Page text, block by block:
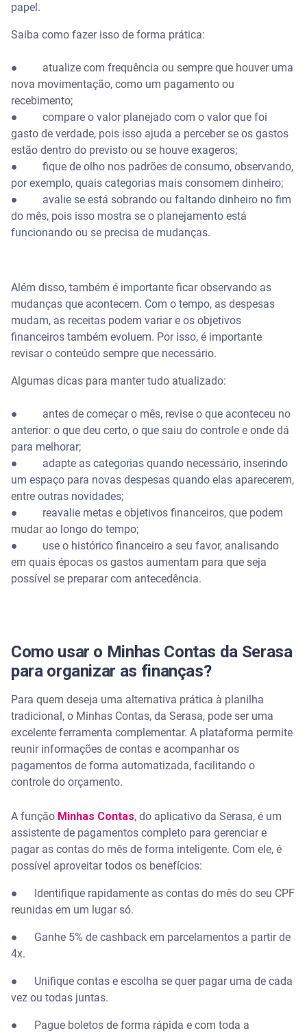
papel.
Saiba como fazer isso de forma prática:
● atualize com frequência ou sempre que houver uma
nova movimentação, como um pagamento ou
recebimento;
● compare o valor planejado com o valor que foi
gasto de verdade, pois isso ajuda a perceber se os gastos
estão dentro do previsto ou se houve exageros;
● fique de olho nos padrões de consumo, observando,
por exemplo, quais categorias mais consomem dinheiro;
● avalie se está sobrando ou faltando dinheiro no fim
do mês, pois isso mostra se o planejamento está
funcionando ou se precisa de mudanças.
Além disso, também é importante ficar observando as
mudanças que acontecem. Com o tempo, as despesas
mudam, as receitas podem variar e os objetivos
financeiros também evoluem. Por isso, é importante
revisar o conteúdo sempre que necessário.
Algumas dicas para manter tudo atualizado:
● antes de começar o mês, revise o que aconteceu no
anterior: o que deu certo, o que saiu do controle e onde dá
para melhorar;
● adapte as categorias quando necessário, inserindo
um espaço para novas despesas quando elas aparecerem,
entre outras novidades;
● reavalie metas e objetivos financeiros, que podem
mudar ao longo do tempo;
● use o histórico financeiro a seu favor, analisando
em quais épocas os gastos aumentam para que seja
possível se preparar com antecedência.
Como usar o Minhas Contas da Serasa
para organizar as finanças?
Para quem deseja uma alternativa prática à planilha
tradicional, o Minhas Contas, da Serasa, pode ser uma
excelente ferramenta complementar. A plataforma permite
reunir informações de contas e acompanhar os
pagamentos de forma automatizada, facilitando o
controle do orçamento.
A função Minhas Contas, do aplicativo da Serasa, é um
assistente de pagamentos completo para gerenciar e
pagar as contas do mês de forma inteligente. Com ele, é
possível aproveitar todos os benefícios:
● Identifique rapidamente as contas do mês do seu CPF
reunidas em um lugar só.
● Ganhe 5% de cashback em parcelamentos a partir de
4x.
● Unifique contas e escolha se quer pagar uma de cada
vez ou todas juntas.
● Pague boletos de forma rápida e com toda a